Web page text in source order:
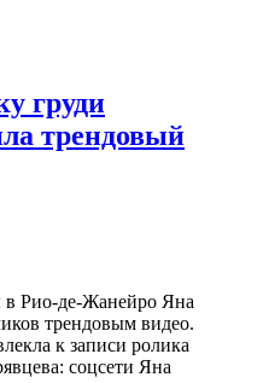
груди
трендовый
Рио-де-Жанейро Яна
трендовым видео.
к записи ролика
соцсети Яна